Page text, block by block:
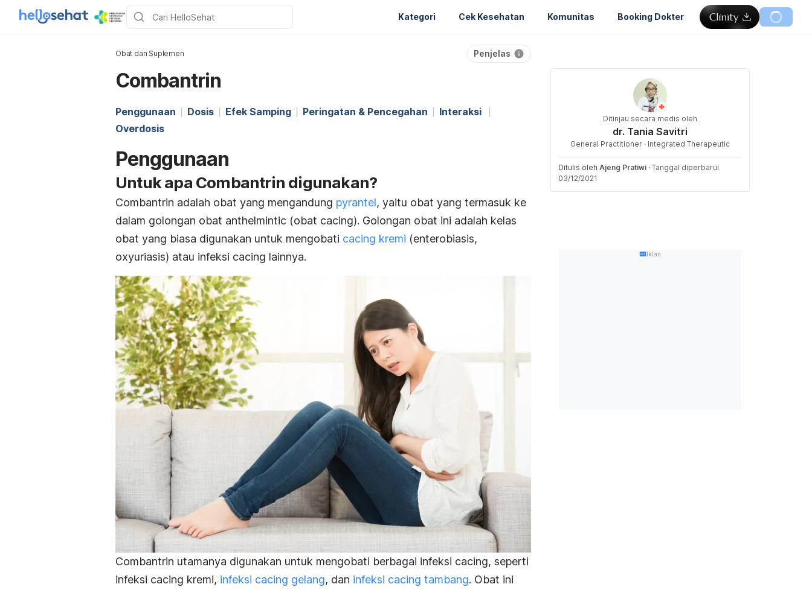
Kategori Cek Kesehatan Komunitas Booking Dokter
Obat dan Suplemen Penjelas
Combantrin
Penggunaan Dosis Efek Samping Peringatan & Pencegahan
Interaksi
Overdosis
Penggunaan
Untuk apa Combantrin digunakan?
Combantrin adalah obat yang mengandung pyrantel, yaitu obat yang termasuk ke
dalam golongan obat anthelmintic (obat cacing). Golongan obat ini adalah kelas
obat yang biasa digunakan untuk mengobati cacing kremi (enterobiasis,
oxyuriasis) atau infeksi cacing lainnya.
Combantrin utamanya digunakan untuk mengobati berbagai infeksi cacing, seperti
infeksi cacing kremi, infeksi cacing gelang, dan infeksi cacing tambang. Obat ini
Ditinjau secara medis oleh
dr. Tania Savitri
General Practitioner · Integrated Therapeutic
Ditulis oleh Ajeng Pratiwi · Tanggal diperbarui
03/12/2021
Iklan